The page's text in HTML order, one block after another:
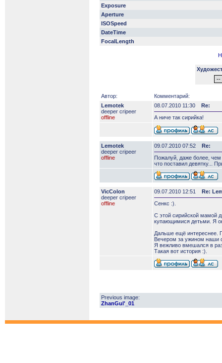
Exposure
Aperture
ISOSpeed
DateTime
FocalLength
Автор:
Комментарий:
Lemotek
deeper сripeer
offline
08.07.2010 11:30
Re:
А ниче так сирийка!
Lemotek
deeper сripeer
offline
09.07.2010 07:52
Re:
Пожалуй, даже более,
что поставил девятку...
VicColon
deeper сripeer
offline
09.07.2010 12:51
Re:
Сенкс :).
С этой сирийской мамой
купающимися детьми. Я
Дальше ещё интереснее.
Вечером за ужином наши
Я вежливо вмешался в
Такая вот история :).
Previous image:
ZhanGul'_01